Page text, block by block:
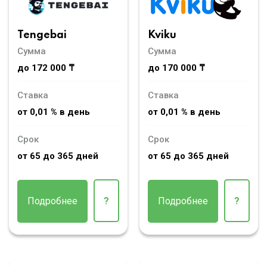
Tengebai
Сумма
до 172 000 ₸
Ставка
от 0,01 % в день
Срок
от 65 до 365 дней
Подробнее ?
Kviku
Сумма
до 170 000 ₸
Ставка
от 0,01 % в день
Срок
от 65 до 365 дней
Подробнее ?